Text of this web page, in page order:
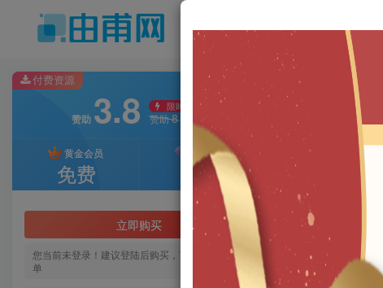
旗下站点 商城
首页 B-方案文本
大型地产
云木
我是一
付费资源
赞助 3.8 限时特惠
赞助8
黄金会员
免费
至尊会员
免费
立即购买
您当前未登录！建议登陆后购买，可保存购买订
单